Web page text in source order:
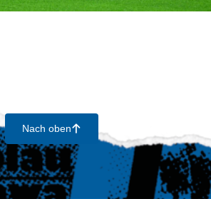
Nach oben􀄨